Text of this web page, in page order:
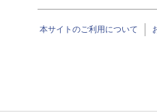
本サイトのご利用について